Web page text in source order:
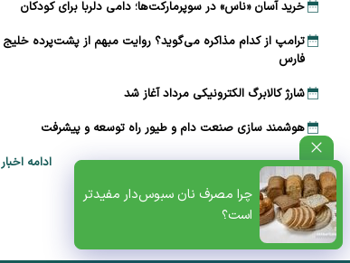
چرا مصرف نان سبوس‌دار مفیدتر
است؟
خرید آسان «ناس» در سوپرمارکت‌ها؛ دامی دلربا برای کودکان
ترامپ از کدام مذاکره می‌گوید؟ روایت مبهم از پشت‌پرده خلیج
فارس
شارژ کالابرگ الکترونیکی مرداد آغاز شد
هوشمند سازی صنعت دام و طیور راه توسعه و پیشرفت
ادامه اخبار